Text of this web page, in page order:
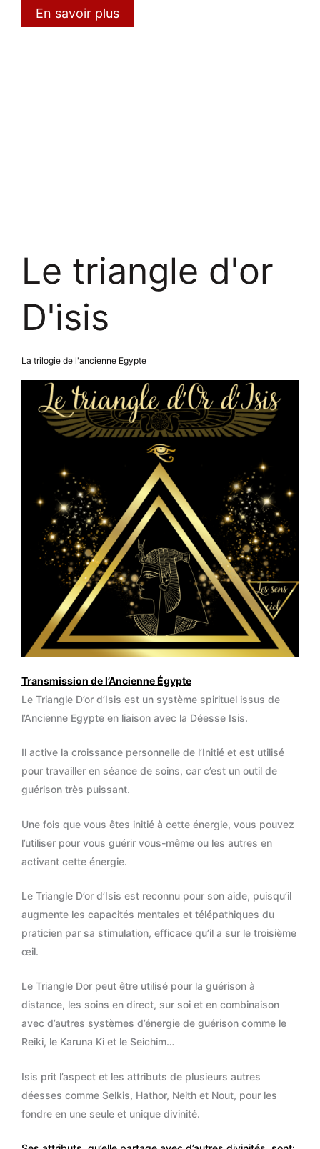
En savoir plus
Le triangle d'or
D'isis
La trilogie de l'ancienne Egypte
Transmission de l’Ancienne Égypte
Le Triangle D’or d’Isis est un système spirituel issus de
l’Ancienne Egypte en liaison avec la Déesse Isis.
Il active la croissance personnelle de l’Initié et est utilisé
pour travailler en séance de soins, car c’est un outil de
guérison très puissant.
Une fois que vous êtes initié à cette énergie, vous pouvez
l’utiliser pour vous guérir vous-même ou les autres en
activant cette énergie.
Le Triangle D’or d’Isis est reconnu pour son aide, puisqu’il
augmente les capacités mentales et télépathiques du
praticien par sa stimulation, efficace qu’il a sur le troisième
œil.
Le Triangle Dor peut être utilisé pour la guérison à
distance, les soins en direct, sur soi et en combinaison
avec d’autres systèmes d’énergie de guérison comme le
Reiki, le Karuna Ki et le Seichim…
Isis prit l’aspect et les attributs de plusieurs autres
déesses comme Selkis, Hathor, Neith et Nout, pour les
fondre en une seule et unique divinité.